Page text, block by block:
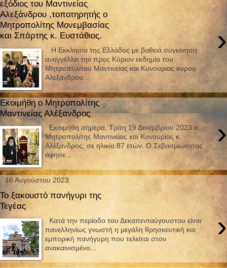
εξόδιος του Μαντινείας
Αλεξάνδρου ,τοποτηρητής ο
Μητροπολίτης Μονεμβασίας
και Σπάρτης κ. Ευστάθιος.
›
Η Εκκλησία της Ελλάδος με βαθειά συγκίνηση
αναγγέλλει την προς Κύριον εκδημία του
Μητροπολίτου Μαντινείας και Κυνουρίας κυρού
Αλεξάνδρου...
Εκοιμήθη ο Μητροπολίτης
Μαντινείας Αλέξανδρος
›
Εκοιμήθη σήμερα, Τρίτη 19 Δεκεμβρίου 2023 ο
Μητροπολίτης Μαντινείας και Κυνουρίας κ.
Αλέξανδρος, σε ηλικία 87 ετών. Ο Σεβασμιώτατος
άφησε...
16 Αυγούστου 2023
Το ξακουστό πανήγυρι της
Τεγέας
›
Κατά την περίοδο του Δεκαπενταύγουστου είναι
πανελληνίως γνωστή η μεγάλη θρησκευτική και
εμπορική πανήγυρη που τελείται στον
ανακαινισμένο...